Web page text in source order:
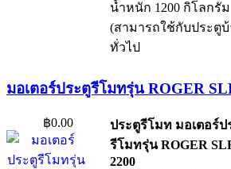
น้ำหนัก 1200 กิโลกรัม
(สามารถใช้กับประตู
ทั่วไป
มอเตอร์ประตูรีโมทรุ่น ROGER
฿0.00
ประตูรีโมท มอเตอร์ป
รีโมทรุ่น ROGER
2200